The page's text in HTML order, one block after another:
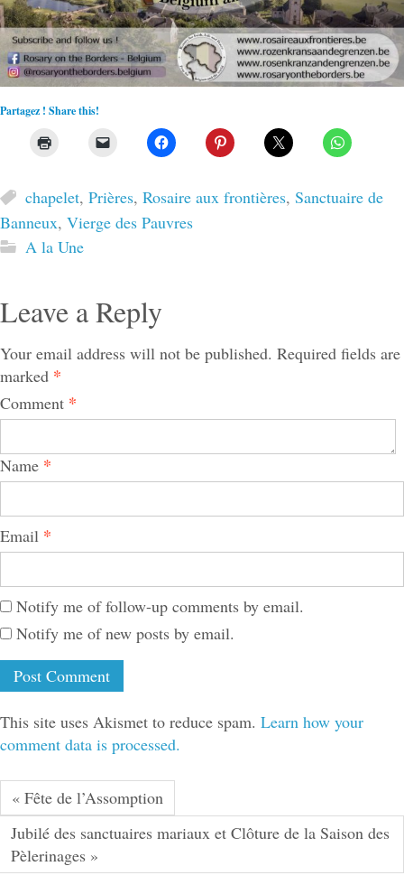
Partagez ! Share this!
chapelet, Prières, Rosaire aux frontières, Sanctuaire de
Banneux, Vierge des Pauvres
A la Une
Leave a Reply
Your email address will not be published. Required fields are
marked *
Comment *
Name *
Email *
Notify me of follow-up comments by email.
Notify me of new posts by email.
This site uses Akismet to reduce spam. Learn how your
comment data is processed.
« Fête de l’Assomption
Jubilé des sanctuaires mariaux et Clôture de la Saison des
Pèlerinages »